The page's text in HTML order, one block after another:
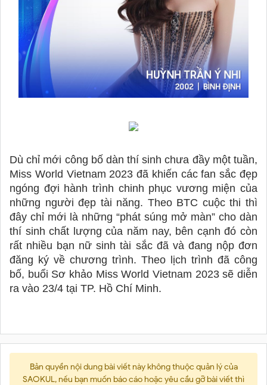
Dù chỉ mới công bố dàn thí sinh chưa đầy một tuần,
Miss World Vietnam 2023 đã khiến các fan sắc đẹp
ngóng đợi hành trình chinh phục vương miện của
những người đẹp tài năng. Theo BTC cuộc thi thì
đây chỉ mới là những “phát súng mở màn” cho dàn
thí sinh chất lượng của năm nay, bên cạnh đó còn
rất nhiều bạn nữ sinh tài sắc đã và đang nộp đơn
đăng ký về chương trình. Theo lịch trình đã công
bố, buổi Sơ khảo Miss World Vietnam 2023 sẽ diễn
ra vào 23/4 tại TP. Hồ Chí Minh.
Bản quyền nội dung bài viết này không thuộc quản lý của
SAOKUL, nếu bạn muốn báo cáo hoặc yêu cầu gỡ bài viết thì